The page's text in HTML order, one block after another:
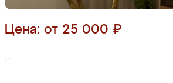
Цена: от 25 000 ₽